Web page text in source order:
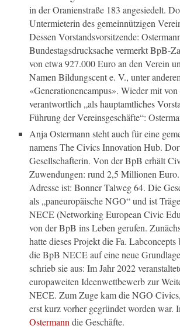
in der Oranienstraße 183 angesiedelt.
Untermieterin des gemeinnützigen
Dessen Vorstandsvorsitzende:
Bundestagsdrucksache vermerkt BpB-
von etwa 927.000 Euro an den Verein
Namen Bildungscent e. V., unter
«Generationencampus». Wieder mit
verantwortlich „als hauptamtliches
Führung der Vereinsgeschäfte“:
Anja Ostermann steht auch für eine
namens The Civics Innovation Hub.
Gesellschafterin. Von der BpB erhält
Zuwendungen: rund 2,5 Millionen
Adresse ist: Bonner Talweg 64. Die
als „paneuropäische NGO“ und ist
NECE (Networking European Civic
von der BpB ins Leben gerufen.
hatte dieses Projekt die Fa.
die BpB NECE auf eine neue
schrieb sie aus: Im Jahr 2022
europaweiten Ideenwettbewerb zur
NECE. Zum Zuge kam die NGO
erst kurz vorher gegründet worden war.
Ostermann die Geschäfte.